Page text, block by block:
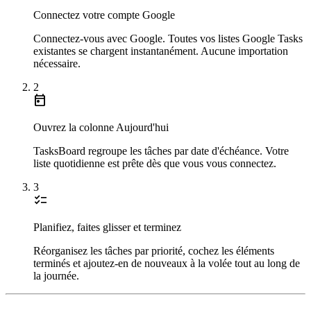
Connectez votre compte Google
Connectez-vous avec Google. Toutes vos listes Google Tasks
existantes se chargent instantanément. Aucune importation
nécessaire.
2
today
Ouvrez la colonne Aujourd'hui
TasksBoard regroupe les tâches par date d'échéance. Votre
liste quotidienne est prête dès que vous vous connectez.
3
checklist
Planifiez, faites glisser et terminez
Réorganisez les tâches par priorité, cochez les éléments
terminés et ajoutez-en de nouveaux à la volée tout au long de
la journée.